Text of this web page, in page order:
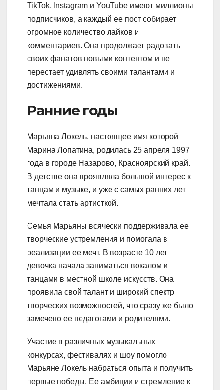
TikTok, Instagram и YouTube имеют миллионы
подписчиков, а каждый ее пост собирает
огромное количество лайков и
комментариев. Она продолжает радовать
своих фанатов новыми контентом и не
перестает удивлять своими талантами и
достижениями.
Ранние годы
Марьяна Локель, настоящее имя которой
Марина Лопатина, родилась 25 апреля 1997
года в городе Назарово, Красноярский край.
В детстве она проявляла большой интерес к
танцам и музыке, и уже с самых ранних лет
мечтала стать артисткой.
Семья Марьяны всячески поддерживала ее
творческие устремления и помогала в
реализации ее мечт. В возрасте 10 лет
девочка начала заниматься вокалом и
танцами в местной школе искусств. Она
проявила свой талант и широкий спектр
творческих возможностей, что сразу же было
замечено ее педагогами и родителями.
Участие в различных музыкальных
конкурсах, фестивалях и шоу помогло
Марьяне Локель набраться опыта и получить
первые победы. Ее амбиции и стремление к